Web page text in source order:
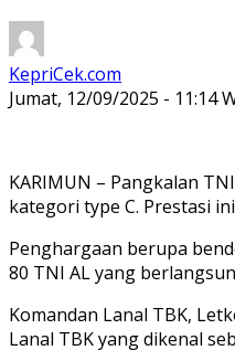
KepriCek.com
Jumat, 12/09/2025 - 11:14
KARIMUN – Pangkalan
kategori type C. Prestasi
Penghargaan berupa
80 TNI AL yang
Komandan Lanal TBK,
Lanal TBK yang dikenal